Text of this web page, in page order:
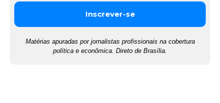
Matérias apuradas por jornalistas profissionais na cobertura
política e econômica. Direto de Brasília.